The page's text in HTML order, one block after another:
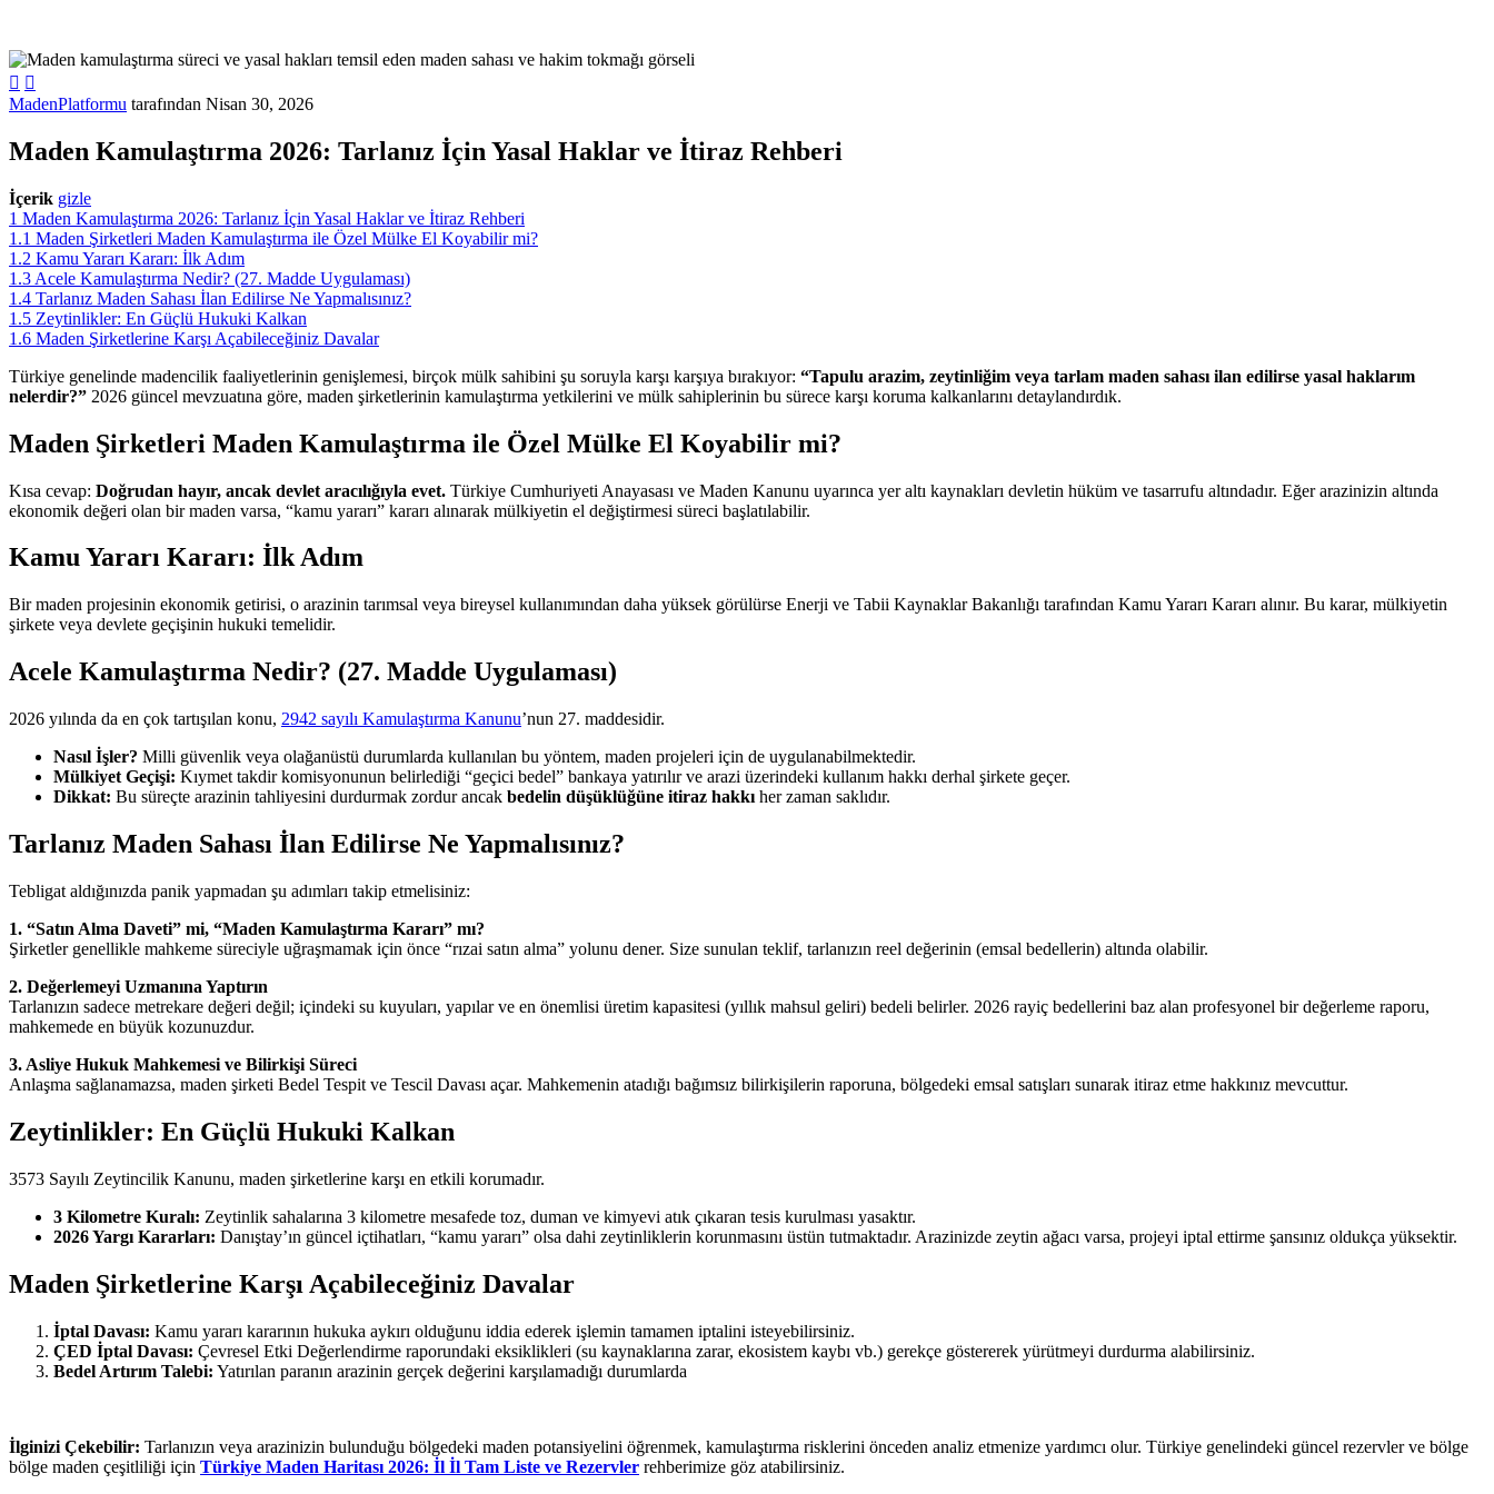
 
MadenPlatformu tarafından Nisan 30, 2026
Maden Kamulaştırma 2026: Tarlanız İçin Yasal Haklar ve İtiraz Rehberi
İçerik gizle
1 Maden Kamulaştırma 2026: Tarlanız İçin Yasal Haklar ve İtiraz Rehberi
1.1 Maden Şirketleri Maden Kamulaştırma ile Özel Mülke El Koyabilir mi?
1.2 Kamu Yararı Kararı: İlk Adım
1.3 Acele Kamulaştırma Nedir? (27. Madde Uygulaması)
1.4 Tarlanız Maden Sahası İlan Edilirse Ne Yapmalısınız?
1.5 Zeytinlikler: En Güçlü Hukuki Kalkan
1.6 Maden Şirketlerine Karşı Açabileceğiniz Davalar
Türkiye genelinde madencilik faaliyetlerinin genişlemesi, birçok mülk sahibini şu soruyla karşı karşıya bırakıyor: “Tapulu arazim, zeytinliğim veya tarlam maden sahası ilan edilirse yasal haklarım
nelerdir?” 2026 güncel mevzuatına göre, maden şirketlerinin kamulaştırma yetkilerini ve mülk sahiplerinin bu sürece karşı koruma kalkanlarını detaylandırdık.
Maden Şirketleri Maden Kamulaştırma ile Özel Mülke El Koyabilir mi?
Kısa cevap: Doğrudan hayır, ancak devlet aracılığıyla evet. Türkiye Cumhuriyeti Anayasası ve Maden Kanunu uyarınca yer altı kaynakları devletin hüküm ve tasarrufu altındadır. Eğer arazinizin altında
ekonomik değeri olan bir maden varsa, “kamu yararı” kararı alınarak mülkiyetin el değiştirmesi süreci başlatılabilir.
Kamu Yararı Kararı: İlk Adım
Bir maden projesinin ekonomik getirisi, o arazinin tarımsal veya bireysel kullanımından daha yüksek görülürse Enerji ve Tabii Kaynaklar Bakanlığı tarafından Kamu Yararı Kararı alınır. Bu karar, mülkiyetin
şirkete veya devlete geçişinin hukuki temelidir.
Acele Kamulaştırma Nedir? (27. Madde Uygulaması)
2026 yılında da en çok tartışılan konu, 2942 sayılı Kamulaştırma Kanunu’nun 27. maddesidir.
Nasıl İşler? Milli güvenlik veya olağanüstü durumlarda kullanılan bu yöntem, maden projeleri için de uygulanabilmektedir.
Mülkiyet Geçişi: Kıymet takdir komisyonunun belirlediği “geçici bedel” bankaya yatırılır ve arazi üzerindeki kullanım hakkı derhal şirkete geçer.
Dikkat: Bu süreçte arazinin tahliyesini durdurmak zordur ancak bedelin düşüklüğüne itiraz hakkı her zaman saklıdır.
Tarlanız Maden Sahası İlan Edilirse Ne Yapmalısınız?
Tebligat aldığınızda panik yapmadan şu adımları takip etmelisiniz:
1. “Satın Alma Daveti” mi, “Maden Kamulaştırma Kararı” mı?
Şirketler genellikle mahkeme süreciyle uğraşmamak için önce “rızai satın alma” yolunu dener. Size sunulan teklif, tarlanızın reel değerinin (emsal bedellerin) altında olabilir.
2. Değerlemeyi Uzmanına Yaptırın
Tarlanızın sadece metrekare değeri değil; içindeki su kuyuları, yapılar ve en önemlisi üretim kapasitesi (yıllık mahsul geliri) bedeli belirler. 2026 rayiç bedellerini baz alan profesyonel bir değerleme raporu,
mahkemede en büyük kozunuzdur.
3. Asliye Hukuk Mahkemesi ve Bilirkişi Süreci
Anlaşma sağlanamazsa, maden şirketi Bedel Tespit ve Tescil Davası açar. Mahkemenin atadığı bağımsız bilirkişilerin raporuna, bölgedeki emsal satışları sunarak itiraz etme hakkınız mevcuttur.
Zeytinlikler: En Güçlü Hukuki Kalkan
3573 Sayılı Zeytincilik Kanunu, maden şirketlerine karşı en etkili korumadır.
3 Kilometre Kuralı: Zeytinlik sahalarına 3 kilometre mesafede toz, duman ve kimyevi atık çıkaran tesis kurulması yasaktır.
2026 Yargı Kararları: Danıştay’ın güncel içtihatları, “kamu yararı” olsa dahi zeytinliklerin korunmasını üstün tutmaktadır. Arazinizde zeytin ağacı varsa, projeyi iptal ettirme şansınız oldukça yüksektir.
Maden Şirketlerine Karşı Açabileceğiniz Davalar
İptal Davası: Kamu yararı kararının hukuka aykırı olduğunu iddia ederek işlemin tamamen iptalini isteyebilirsiniz.
ÇED İptal Davası: Çevresel Etki Değerlendirme raporundaki eksiklikleri (su kaynaklarına zarar, ekosistem kaybı vb.) gerekçe göstererek yürütmeyi durdurma alabilirsiniz.
Bedel Artırım Talebi: Yatırılan paranın arazinin gerçek değerini karşılamadığı durumlarda
İlginizi Çekebilir: Tarlanızın veya arazinizin bulunduğu bölgedeki maden potansiyelini öğrenmek, kamulaştırma risklerini önceden analiz etmenize yardımcı olur. Türkiye genelindeki güncel rezervler ve bölge
bölge maden çeşitliliği için Türkiye Maden Haritası 2026: İl İl Tam Liste ve Rezervler rehberimize göz atabilirsiniz.